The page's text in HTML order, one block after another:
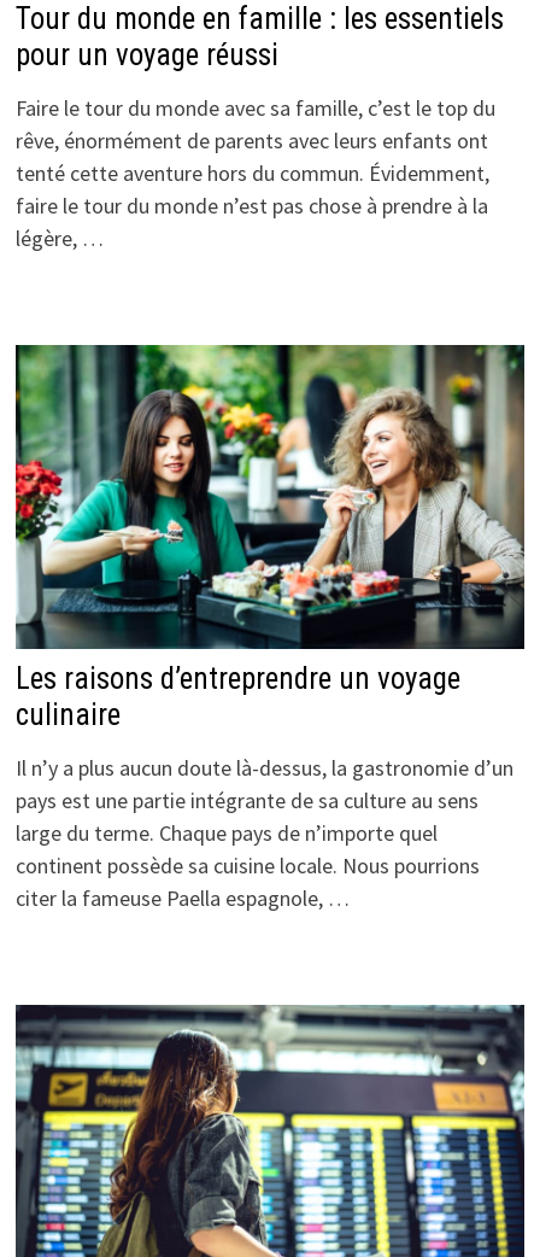
Tour du monde en famille : les essentiels
pour un voyage réussi
Faire le tour du monde avec sa famille, c’est le top du
rêve, énormément de parents avec leurs enfants ont
tenté cette aventure hors du commun. Évidemment,
faire le tour du monde n’est pas chose à prendre à la
légère, …
Les raisons d’entreprendre un voyage
culinaire
Il n’y a plus aucun doute là-dessus, la gastronomie d’un
pays est une partie intégrante de sa culture au sens
large du terme. Chaque pays de n’importe quel
continent possède sa cuisine locale. Nous pourrions
citer la fameuse Paella espagnole, …